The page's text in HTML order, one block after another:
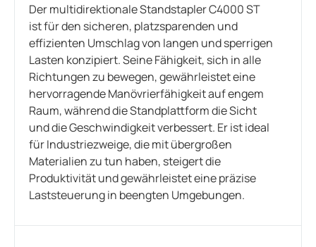
Der multidirektionale Standstapler C4000 ST
ist für den sicheren, platzsparenden und
effizienten Umschlag von langen und sperrigen
Lasten konzipiert. Seine Fähigkeit, sich in alle
Richtungen zu bewegen, gewährleistet eine
hervorragende Manövrierfähigkeit auf engem
Raum, während die Standplattform die Sicht
und die Geschwindigkeit verbessert. Er ist ideal
für Industriezweige, die mit übergroßen
Materialien zu tun haben, steigert die
Produktivität und gewährleistet eine präzise
Laststeuerung in beengten Umgebungen.